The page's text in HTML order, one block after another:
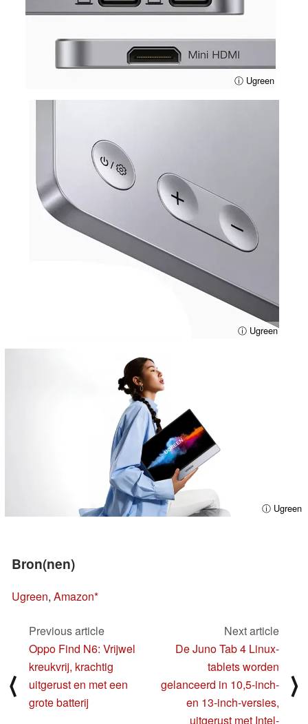
ⓘ Ugreen
ⓘ Ugreen
ⓘ Ugreen
Bron(nen)
Ugreen, Amazon
⟨
Previous article
Oppo Find N6: Vrijwel
kreukvrij, krachtig
uitgerust en met een
grote batterij
Next article
De Juno Tab 4 Linux-
tablets worden
gelanceerd in 10,5-inch-
en 13-inch-versies,
uitgerust met Intel-
⟩